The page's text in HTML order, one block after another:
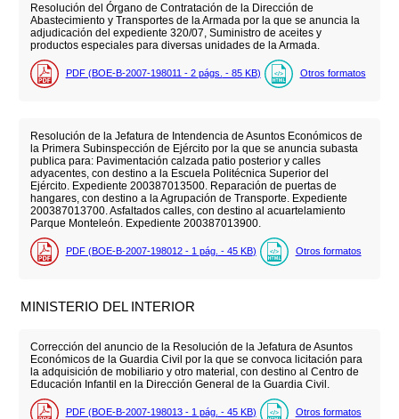
Resolución del Órgano de Contratación de la Dirección de
Abastecimiento y Transportes de la Armada por la que se anuncia la
adjudicación del expediente 320/07, Suministro de aceites y
productos especiales para diversas unidades de la Armada.
PDF (BOE-B-2007-198011 - 2 págs. - 85 KB) Otros formatos
Resolución de la Jefatura de Intendencia de Asuntos Económicos de
la Primera Subinspección de Ejército por la que se anuncia subasta
publica para: Pavimentación calzada patio posterior y calles
adyacentes, con destino a la Escuela Politécnica Superior del
Ejército. Expediente 200387013500. Reparación de puertas de
hangares, con destino a la Agrupación de Transporte. Expediente
200387013700. Asfaltados calles, con destino al acuartelamiento
Parque Monteleón. Expediente 200387013900.
PDF (BOE-B-2007-198012 - 1 pág. - 45 KB) Otros formatos
MINISTERIO DEL INTERIOR
Corrección del anuncio de la Resolución de la Jefatura de Asuntos
Económicos de la Guardia Civil por la que se convoca licitación para
la adquisición de mobiliario y otro material, con destino al Centro de
Educación Infantil en la Dirección General de la Guardia Civil.
PDF (BOE-B-2007-198013 - 1 pág. - 45 KB) Otros formatos